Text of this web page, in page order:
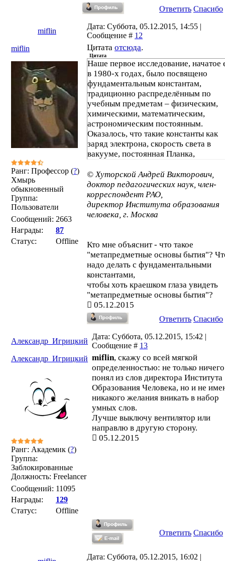
Ответить Спасибо
miflin
Дата: Суббота, 05.12.2015, 14:55 |
Сообщение # 12
miflin
Ранг: Профессор (?)
Хмырь
обыкновенный
Группа:
Пользователи
Сообщений: 2663
Награды:
87
Статус:
Offline
Цитата отсюда.
Цитата
Наше первое исследование, начатое
в 1980-х годах, было посвящено
фундаментальным константам,
традиционно распределённым по
учебным предметам – физическим,
химическими, математическим,
астрономическим постоянным.
Оказалось, что такие константы как
заряд электрона, скорость света в
вакууме, постоянная Планка,
и др. – несут в себе смысл,
не только за области применимости
законов и формул, в которые они
но и за рамки соответствующих
учебных предметов. Когда ученик
к метапредметным основам
© Хуторской Андрей Викторович,
доктор педагогических наук, член-
корреспондент РАО,
директор Института образования
человека, г. Москва
Кто мне объяснит - что такое
"метапредметные основы бытия"?
надо делать с фундаментальными
константами,
чтобы хоть краешком глаза увидеть
"метапредметные основы бытия"?
05.12.2015
Ответить Спасибо
Александр_Игрицкий
Дата: Суббота, 05.12.2015, 15:42 |
Сообщение # 13
Александр_Игрицкий
Ранг: Академик (?)
Группа:
Заблокированные
Должность: Freelancer
Сообщений: 11095
Награды:
129
Статус:
Offline
miflin, скажу со всей мягкой
определенностью: не только
понял из слов директора Института
Образования Человека, но и не
никакого желания вникать в набор
умных слов.
Лучше выключу вентилятор или
направлю в другую сторону.
05.12.2015
Ответить Спасибо
Дата: Суббота, 05.12.2015, 16:02 |